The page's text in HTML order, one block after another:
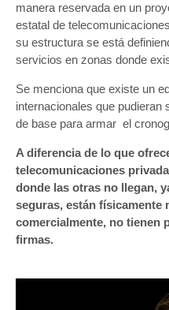
manera reservada en un
estatal de
su estructura se está
servicios en zonas donde
Se menciona que existe un
internacionales que
de base para armar el
A diferencia de lo que
telecomunicaciones
donde las otras no llegan,
seguras, están físicamente
comercialmente, no tienen
firmas.